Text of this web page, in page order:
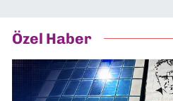
Özel Haber